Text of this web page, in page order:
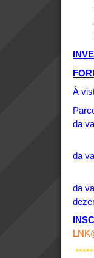
À
da
R$
da
R$
da